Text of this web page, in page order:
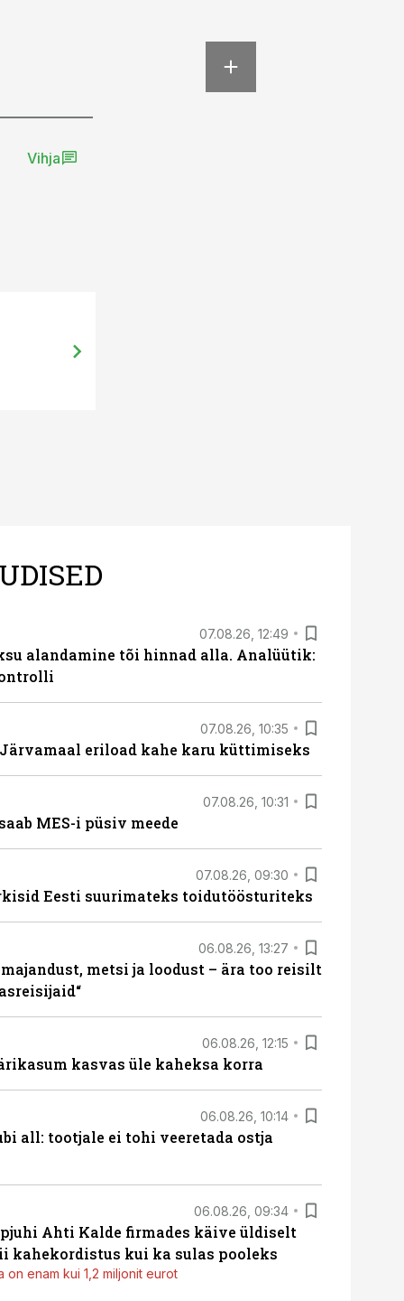
Vihja
07.08.26, 12:49
alandamine tõi hinnad alla. Analüütik:
07.08.26, 10:35
eriload kahe karu küttimiseks
07.08.26, 10:31
MES-i püsiv meede
07.08.26, 09:30
Eesti suurimateks toidutöösturiteks
06.08.26, 13:27
metsi ja loodust – ära too reisilt
06.08.26, 12:15
kasvas üle kaheksa korra
06.08.26, 10:14
all: tootjale ei tohi veeretada ostja
06.08.26, 09:34
Ahti Kalde firmades käive üldiselt
kahekordistus kui ka sulas pooleks
on enam kui 1,2 miljonit eurot